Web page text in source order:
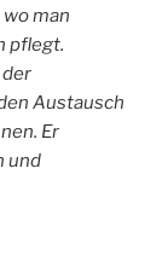
man
pflegt.
Austausch
Er
und